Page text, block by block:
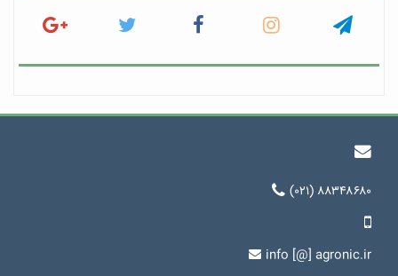
(۰۲۱) ۸۸۳۴۸۶۸۰
info [@] agronic.ir